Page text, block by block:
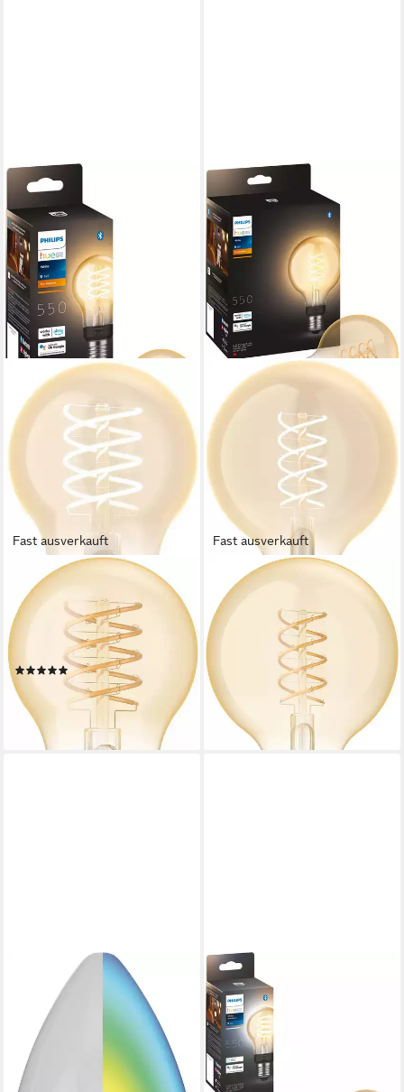
Fast ausverkauft
PHILIPS HUE
LED-Filament White Standard
A60 550lm, E27, 1 St.,
Warmweiß
Produktdatenblatt
(1)
17,99 € UVP21,99 €
-18%
lieferbar - in 2-3 Werktagen bei dir
Fast ausverkauft
PHILIPS HUE
LED-Filament White Globe
G93 550lm, E27, 1 St.,
Produktdatenblatt
UVP34,99 €
-20%
lieferbar - in 2-3 Werktagen bei dir